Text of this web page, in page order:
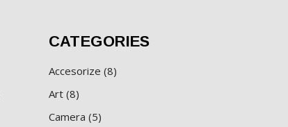
CATEGORIES
Accesorize 8
Art 8
Camera 5